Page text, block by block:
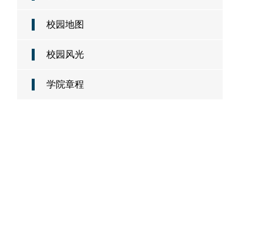
校园地图
校园风光
学院章程